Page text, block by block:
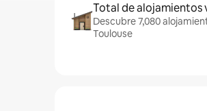
Total de alojamientos
Descubre 7,080
Toulouse